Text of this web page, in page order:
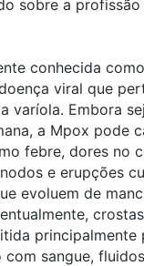
sobre a
conhecida
viral que
varíola. Embora
a Mpox pode
febre, dores no
e erupções
evoluem de
principalmente
sangue,